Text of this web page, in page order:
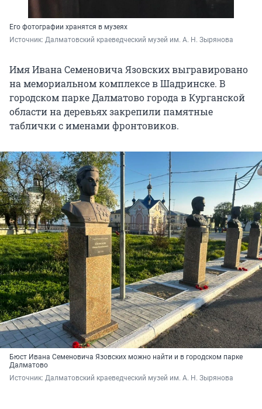
Его фотографии хранятся в музеях
Источник: Далматовский краеведческий музей им. А. Н. Зырянова
Имя Ивана Семеновича Язовских выгравировано
на мемориальном комплексе в Шадринске. В
городском парке Далматово города в Курганской
области на деревьях закрепили памятные
таблички с именами фронтовиков.
Бюст Ивана Семеновича Язовских можно найти и в городском парке
Далматово
Источник: Далматовский краеведческий музей им. А. Н. Зырянова